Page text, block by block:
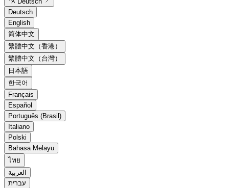
Deutsch
English
简体中文
繁體中文（香港）
繁體中文（台灣）
日本語
한국어
Français
Español
Português (Brasil)
Italiano
Polski
Bahasa Melayu
ไทย
العربية
עברית